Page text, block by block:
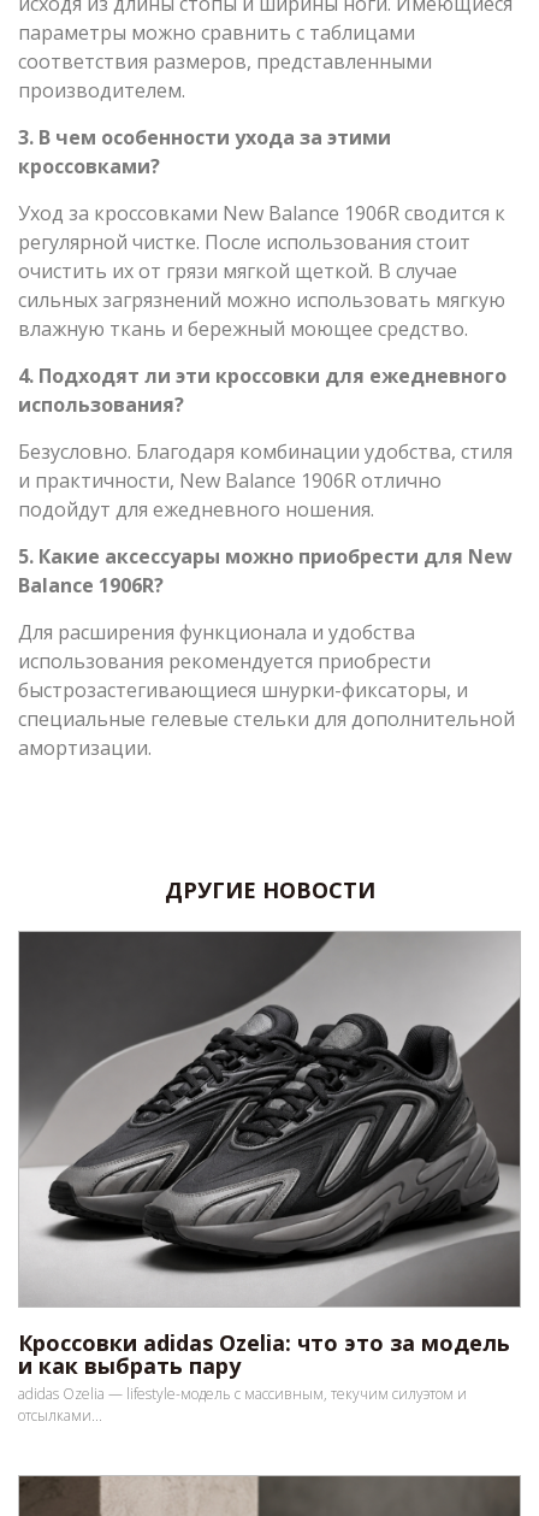
параметры можно сравнить с таблицами
соответствия размеров, представленными
производителем.
3. В чем особенности ухода за этими
кроссовками?
Уход за кроссовками New Balance 1906R сводится к
регулярной чистке. После использования стоит
очистить их от грязи мягкой щеткой. В случае
сильных загрязнений можно использовать мягкую
влажную ткань и бережный моющее средство.
4. Подходят ли эти кроссовки для ежедневного
использования?
Безусловно. Благодаря комбинации удобства, стиля
и практичности, New Balance 1906R отлично
подойдут для ежедневного ношения.
5. Какие аксессуары можно приобрести для New
Balance 1906R?
Для расширения функционала и удобства
использования рекомендуется приобрести
быстрозастегивающиеся шнурки-фиксаторы, и
специальные гелевые стельки для дополнительной
амортизации.
ДРУГИЕ НОВОСТИ
Кроссовки adidas Ozelia: что это за модель
и как выбрать пару
adidas Ozelia — lifestyle-модель с массивным, текучим силуэтом и
отсылками...